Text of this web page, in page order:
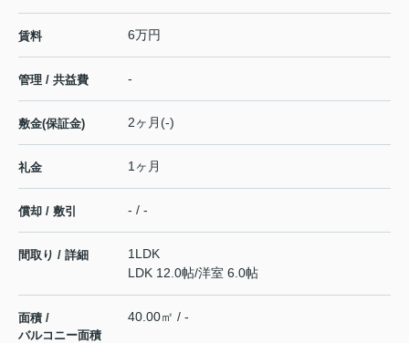
賃料 6万円
管理 / 共益費 -
敷金(保証金) 2ヶ月(-)
礼金 1ヶ月
償却 / 敷引 - / -
間取り / 詳細
1LDK
LDK 12.0帖/洋室 6.0帖
面積 /
バルコニー面積
40.00㎡ / -